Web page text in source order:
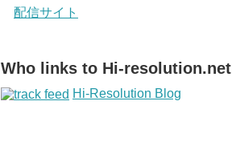
配信サイト
Who links to Hi-resolution.net
Hi-Resolution Blog